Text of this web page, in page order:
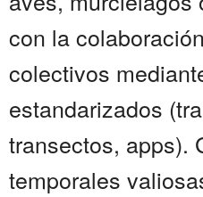
con la
colectivos
estandarizados
transectos, apps).
temporales